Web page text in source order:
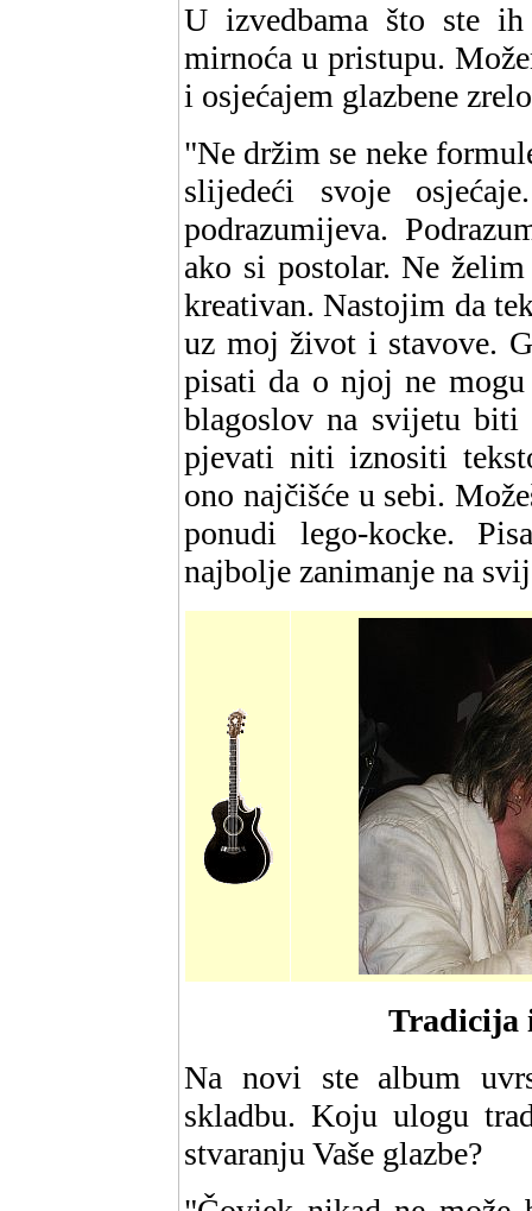
U izvedbama što ste
mirnoća u pristupu.
i osjećajem glazbene
"Ne držim se neke
slijedeći svoje
podrazumijeva.
ako si postolar. Ne
kreativan. Nastojim da
uz moj život i stavove.
pisati da o njoj ne
blagoslov na svijetu biti
pjevati niti iznositi
ono najčišće u sebi.
ponudi lego-kocke.
najbolje zanimanje na
Tradicija
Na novi ste album
skladbu. Koju ulogu
stvaranju Vaše glazbe?